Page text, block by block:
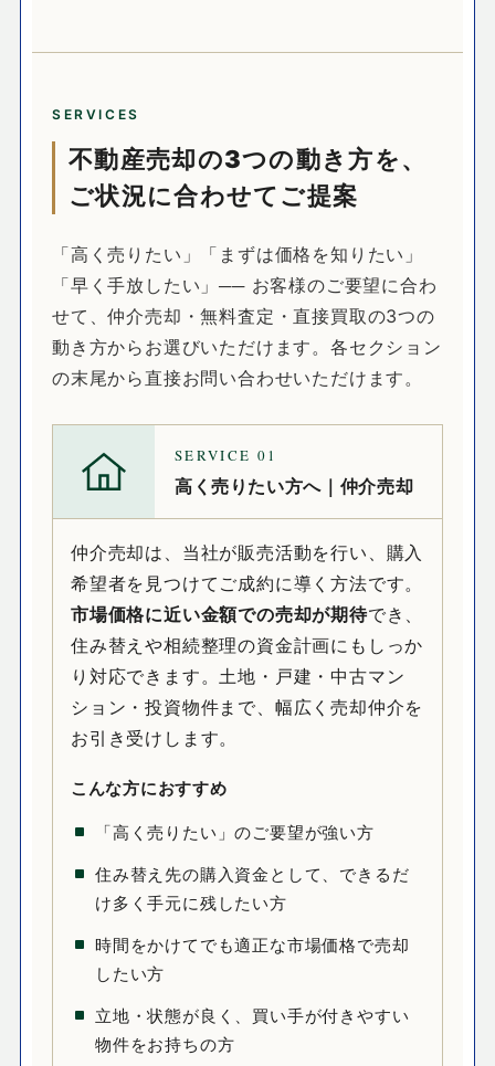
SERVICES
不動産売却の3つの動き方を、
ご状況に合わせてご提案
「高く売りたい」「まずは価格を知りたい」
「早く手放したい」── お客様のご要望に合わ
せて、仲介売却・無料査定・直接買取の3つの
動き方からお選びいただけます。各セクション
の末尾から直接お問い合わせいただけます。
SERVICE 01
高く売りたい方へ｜仲介売却
仲介売却は、当社が販売活動を行い、購入
希望者を見つけてご成約に導く方法です。
市場価格に近い金額での売却が期待でき、
住み替えや相続整理の資金計画にもしっか
り対応できます。土地・戸建・中古マン
ション・投資物件まで、幅広く売却仲介を
お引き受けします。
こんな方におすすめ
「高く売りたい」のご要望が強い方
住み替え先の購入資金として、できるだ
け多く手元に残したい方
時間をかけてでも適正な市場価格で売却
したい方
立地・状態が良く、買い手が付きやすい
物件をお持ちの方